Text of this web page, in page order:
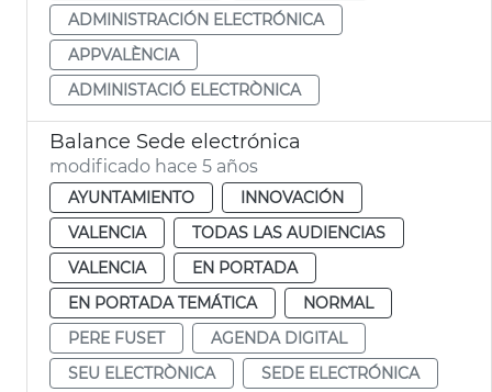
ADMINISTRACIÓN ELECTRÓNICA
APPVALÈNCIA
ADMINISTACIÓ ELECTRÒNICA
Balance Sede electrónica
modificado hace 5 años
AYUNTAMIENTO
INNOVACIÓN
VALENCIA
TODAS LAS AUDIENCIAS
VALENCIA
EN PORTADA
EN PORTADA TEMÁTICA
NORMAL
PERE FUSET
AGENDA DIGITAL
SEU ELECTRÒNICA
SEDE ELECTRÓNICA